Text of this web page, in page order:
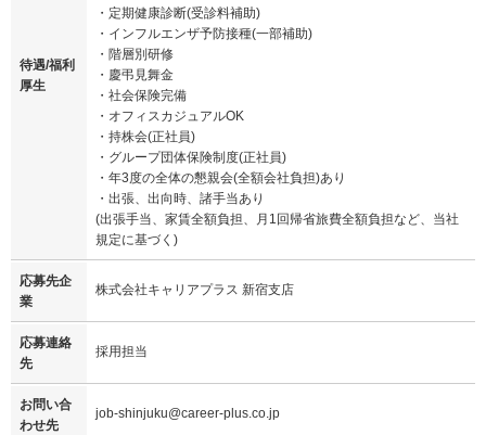
待遇/福利
厚生
・定期健康診断(受診料補助)
・インフルエンザ予防接種(一部補助)
・階層別研修
・慶弔見舞金
・社会保険完備
・オフィスカジュアルOK
・持株会(正社員)
・グループ団体保険制度(正社員)
・年3度の全体の懇親会(全額会社負担)あり
・出張、出向時、諸手当あり
(出張手当、家賃全額負担、月1回帰省旅費全額負担など、当社
規定に基づく)
応募先企
業
株式会社キャリアプラス 新宿支店
応募連絡
先
採用担当
お問い合
わせ先
job-shinjuku@career-plus.co.jp